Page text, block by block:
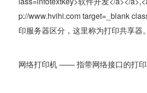
印服务器区分，这里称为打印共享器。
网络打印机 —— 指带网络接口的打